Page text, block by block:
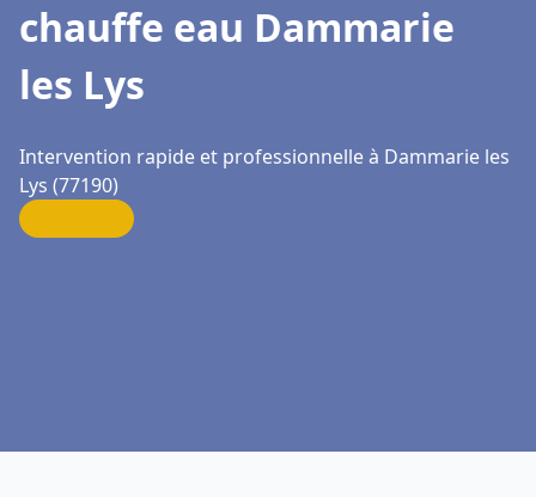
chauffe eau Dammarie
les Lys
Intervention rapide et professionnelle à Dammarie les
Lys (77190)